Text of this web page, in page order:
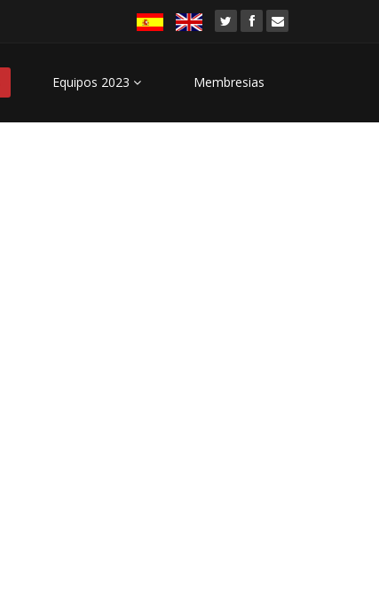
Equipos 2023 Membresias